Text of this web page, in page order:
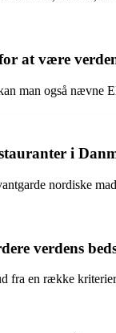
at være
man også nævne
i
nordiske
verdens
fra en række